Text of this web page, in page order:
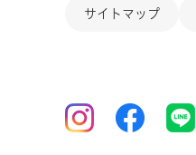
サイトマップ